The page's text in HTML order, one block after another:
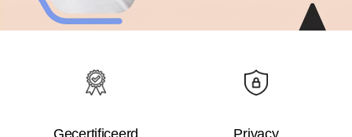
Gecertificeerd Privacy